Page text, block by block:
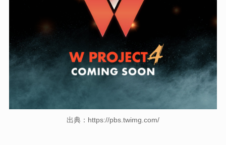
出典：https://pbs.twimg.com/